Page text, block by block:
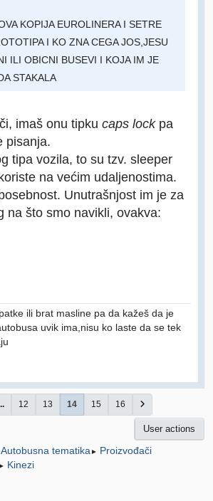
KOPIJA EUROLINERA I SETRE
I KO ZNA CEGA JOS,JESU
ILI OBICNI BUSEVI I KOJA IM JE
STAKALA
imaš onu tipku caps lockpa
pisanja.
tipa vozila, to su tzv. sleeper
na većim udaljenostima.
Unutrašnjost im je za
na što smo navikli, ovakva:
ili brat masline pa da kažeš da je
uvik ima,nisu ko laste da se tek
12 13 14 15 16
User actions
Autobusna tematika► Proizvođači
► Kinezi